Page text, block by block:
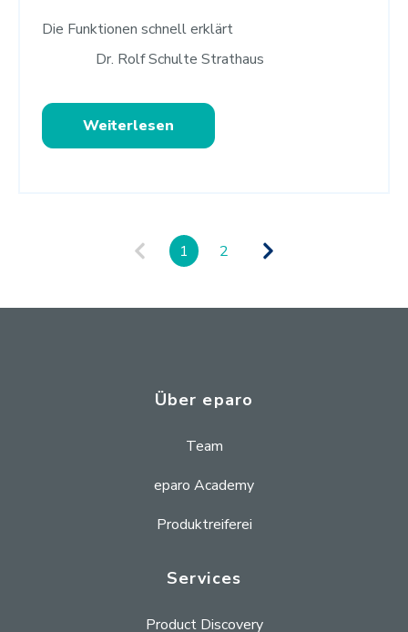
Die Funktionen schnell erklärt
Dr. Rolf Schulte Strathaus
Weiterlesen
1 2
Über eparo
Team
eparo Academy
Produktreiferei
Services
Product Discovery